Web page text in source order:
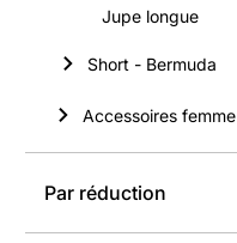
Jupe longue
Short - Bermuda
Accessoires femme
Par réduction